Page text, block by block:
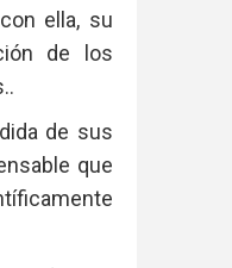
ella, su
de los
de sus
que